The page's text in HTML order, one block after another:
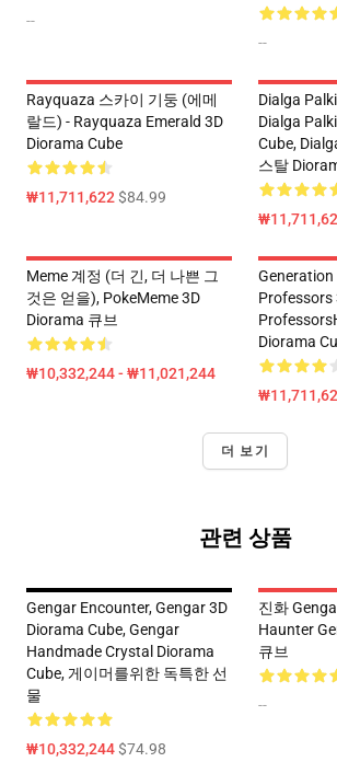
--
--
Rayquaza 스카이 기둥 (에메
랄드) - Rayquaza Emerald 3D
Diorama Cube
₩11,711,622$84.99
Dialga
Dialga
Cube,
스탈
Meme 계정 (더 긴, 더 나쁜 그
것은 얻을), PokeMeme 3D
Diorama 큐브
₩10,332,244 - ₩11,021,244
Professors
Diorama
더 보기
관련 상품
Gengar Encounter, Gengar 3D
Diorama Cube, Gengar
Handmade Crystal Diorama
Cube, 게이머를위한 독특한 선
물
₩10,332,244$74.98
진화
Haunter
큐브
--